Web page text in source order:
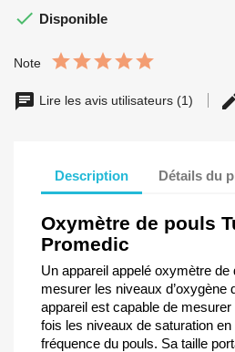
 Disponible
Note
Lire les avis utilisateurs (1)
Description Détails du
Oxymètre de pouls
Promedic
Un appareil appelé oxymètre de
mesurer les niveaux d’oxygène
appareil est capable de
fois les niveaux de saturation
fréquence du pouls. Sa taille